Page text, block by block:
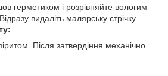
герметиком і розрівняйте вологим
видаліть малярську стрічку.
Після затвердіння механічно.